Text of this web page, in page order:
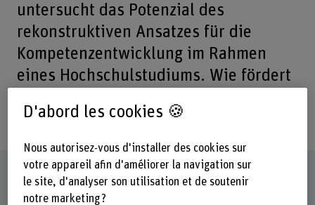
untersucht das Potenzial des
rekonstruktiven Ansatzes für die
Kompetenzentwicklung im Rahmen
eines Hochschulstudiums. Wie fördert
berufsrelevante Kompetenzen?
Fiche signalétique
D'abord les cookies 🍪
Nous autorisez-vous d'installer des cookies sur
votre appareil afin d'améliorer la navigation sur
le site, d'analyser son utilisation et de soutenir
notre marketing ?